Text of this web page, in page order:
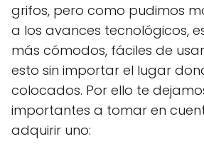
grifos, pero como pudimos
a los avances tecnológicos,
más cómodos, fáciles de
esto sin importar el lugar
colocados. Por ello te
importantes a tomar en
adquirir uno: